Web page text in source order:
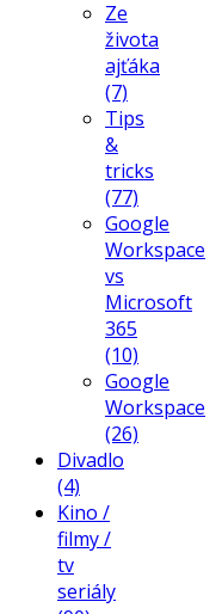
Ze
života
ajťáka
(7)
Tips
&
tricks
(77)
Google
Workspace
vs
Microsoft
365
(10)
Google
Workspace
(26)
Divadlo
(4)
Kino /
filmy /
tv
seriály